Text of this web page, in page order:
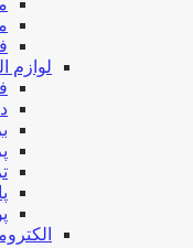
لوازم